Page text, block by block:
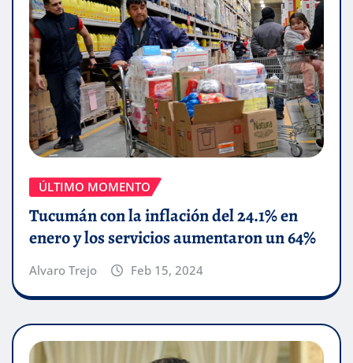
ÚLTIMO MOMENTO
Tucumán con la inflación del 24.1% en
enero y los servicios aumentaron un 64%
Alvaro Trejo Feb 15, 2024